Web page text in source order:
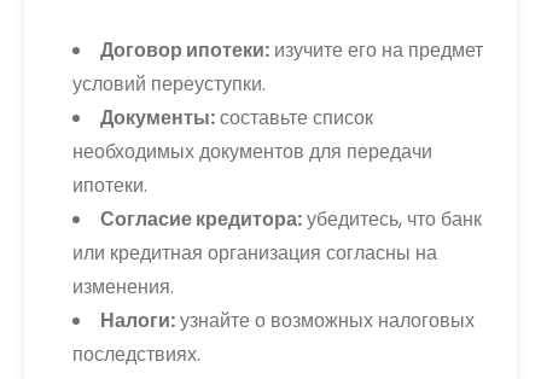
Договор ипотеки: изучите его на предмет
условий переуступки.
Документы:составьте список
необходимых документов для передачи
ипотеки.
Согласие кредитора:убедитесь, что банк
или кредитная организация согласны на
изменения.
Налоги:узнайте о возможных налоговых
последствиях.